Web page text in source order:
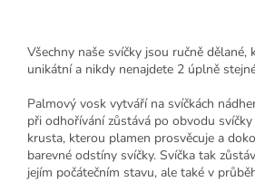
Všechny naše svíčky jsou ručně dělané,
unikátní a nikdy nenajdete 2 úplně
Palmový vosk vytváří na svíčkách
při odhořívání zůstává po obvodu
krusta, kterou plamen prosvěcuje a
barevné odstíny svíčky. Svíčka tak
jejím počátečním stavu, ale také v